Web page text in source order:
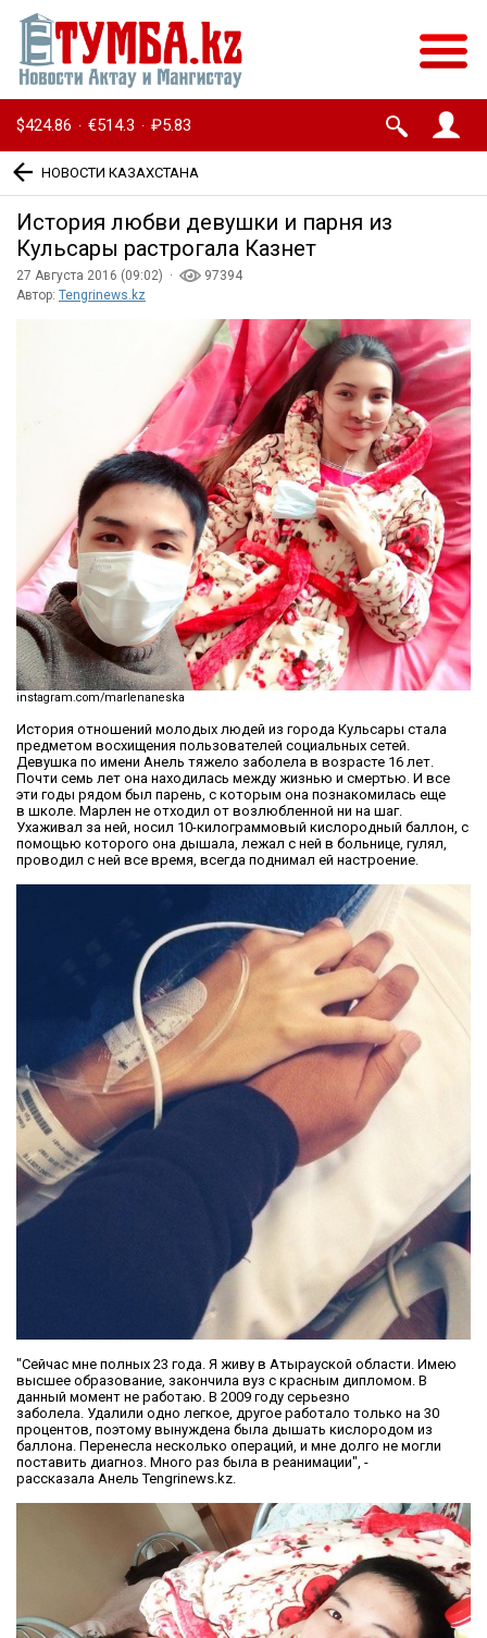
$424.86 · €514.3 · ₽5.83
НОВОСТИ КАЗАХСТАНА
История любви девушки и парня из
Кульсары растрогала Казнет
27 Августа 2016 (09:02) ·
97394
Автор: Tengrinews.kz
instagram.com/marlenaneska
История отношений молодых людей из города Кульсары стала
предметом восхищения пользователей социальных сетей.
Девушка по имени Анель тяжело заболела в возрасте 16 лет.
Почти семь лет она находилась между жизнью и смертью. И все
эти годы рядом был парень, с которым она познакомилась еще
в школе. Марлен не отходил от возлюбленной ни на шаг.
Ухаживал за ней, носил 10-килограммовый кислородный баллон, с
помощью которого она дышала, лежал с ней в больнице, гулял,
проводил с ней все время, всегда поднимал ей настроение.
"Сейчас мне полных 23 года. Я живу в Атырауской области. Имею
высшее образование, закончила вуз с красным дипломом. В
данный момент не работаю. В 2009 году серьезно
заболела. Удалили одно легкое, другое работало только на 30
процентов, поэтому вынуждена была дышать кислородом из
баллона. Перенесла несколько операций, и мне долго не могли
поставить диагноз. Много раз была в реанимации", -
рассказала Анель Tengrinews.kz.